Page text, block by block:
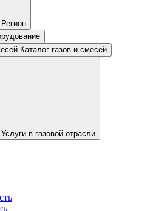
Регион
Каталог газов и смесей
Услуги в газовой отрасли